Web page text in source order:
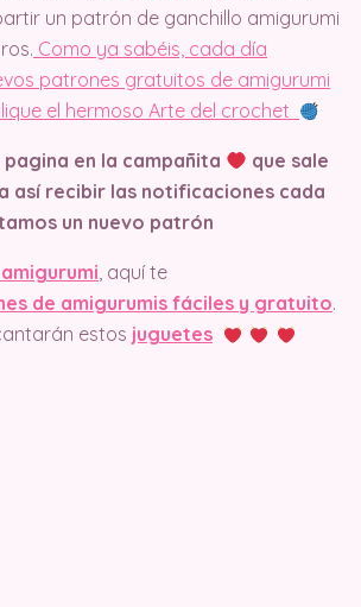
un patrón de ganchillo amigurumi
Como ya sabéis, cada día
patrones gratuitos de amigurumi
el hermoso Arte del crochet
en la campañita
que sale
así recibir las notificaciones cada
un nuevo patrón
amigurumi , aquí te
de amigurumis fáciles y gratuito.
estos juguetes